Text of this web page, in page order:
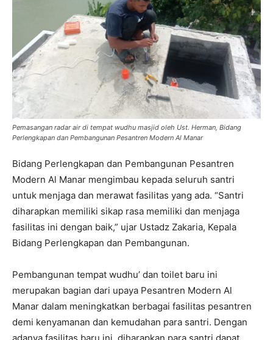
Pemasangan radar air di tempat wudhu masjid oleh Ust. Herman, Bidang
Perlengkapan dan Pembangunan Pesantren Modern Al Manar
Bidang Perlengkapan dan Pembangunan Pesantren
Modern Al Manar mengimbau kepada seluruh santri
untuk menjaga dan merawat fasilitas yang ada. “Santri
diharapkan memiliki sikap rasa memiliki dan menjaga
fasilitas ini dengan baik,” ujar Ustadz Zakaria, Kepala
Bidang Perlengkapan dan Pembangunan.
Pembangunan tempat wudhu’ dan toilet baru ini
merupakan bagian dari upaya Pesantren Modern Al
Manar dalam meningkatkan berbagai fasilitas pesantren
demi kenyamanan dan kemudahan para santri. Dengan
adanya fasilitas baru ini, diharapkan para santri dapat